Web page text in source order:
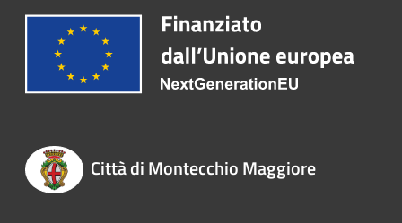
Città di Montecchio Maggiore